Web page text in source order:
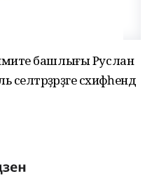
башлығы Руслан
сәхифәһендә